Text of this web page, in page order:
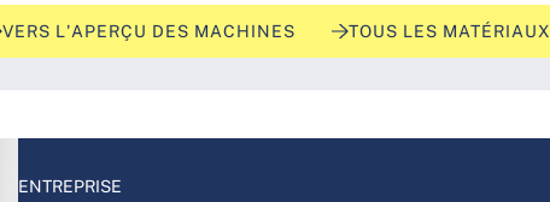
TOUS LES MATÉRIAUX
VERS L'APERÇU DES MACHINES
ENTREPRISE